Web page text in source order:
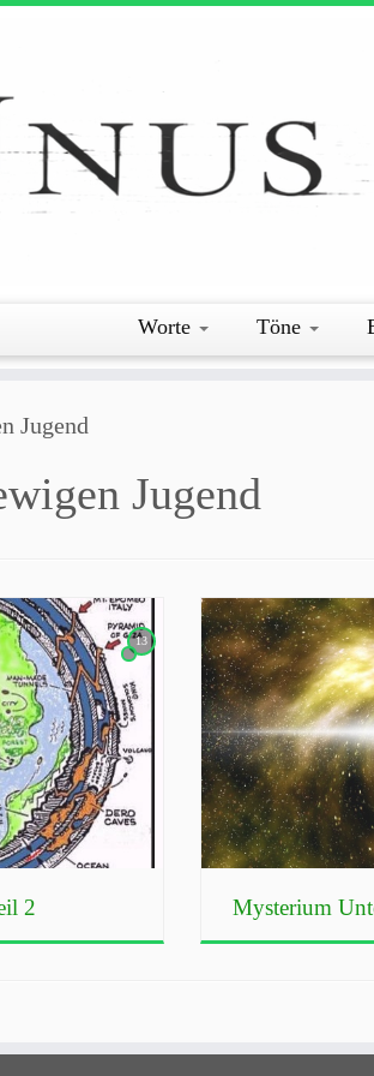
Worte Töne
Jugend
Jugend
13
2 Mysterium